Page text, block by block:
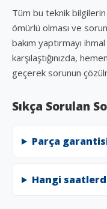
Tüm bu teknik bilgilerin
ömürlü olması ve
bakım yaptırmayı
karşılaştığınızda,
geçerek sorunun
Sıkça Sorulan
Parça
Hangi